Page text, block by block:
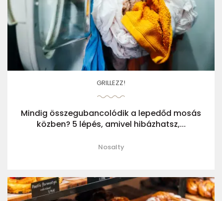
GRILLEZZ!
Mindig összegubancolódik a lepedőd mosás
közben? 5 lépés, amivel hibázhatsz,...
Nosalty